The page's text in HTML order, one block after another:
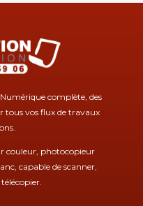
complète, des
tous vos flux de travaux
couleur, photocopieur
capable de scanner,